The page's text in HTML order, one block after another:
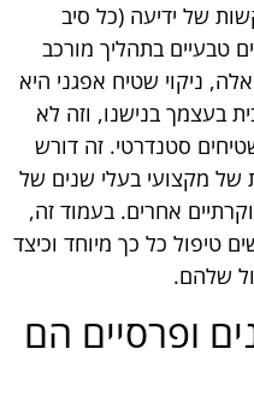
של ידיעה (כל סיב
טבעיים בתהליך מורכב
ניקוי שטיח אפגני היא
בעצמך בנישנו, וזה לא
סטנדרטי. זה דורש
של מקצועי בעלי שנים של
אחרים. בעמוד זה,
טיפול כל כך מיוחד וכיצד
שלהם.
ופרסיים הם